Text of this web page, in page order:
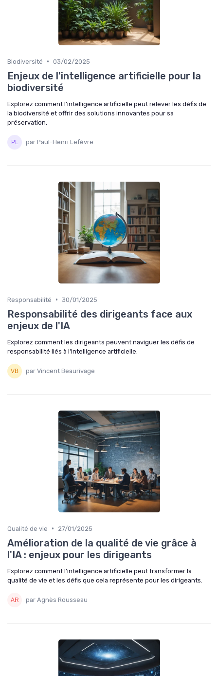
Biodiversité • 03/02/2025
Enjeux de l'intelligence artificielle pour la
biodiversité
Explorez comment l'intelligence artificielle peut relever les défis de
la biodiversité et offrir des solutions innovantes pour sa
préservation.
par Paul-Henri Lefèvre
Responsabilité • 30/01/2025
Responsabilité des dirigeants face aux
enjeux de l'IA
Explorez comment les dirigeants peuvent naviguer les défis de
responsabilité liés à l'intelligence artificielle.
par Vincent Beaurivage
Qualité de vie • 27/01/2025
Amélioration de la qualité de vie grâce à
l'IA : enjeux pour les dirigeants
Explorez comment l'intelligence artificielle peut transformer la
qualité de vie et les défis que cela représente pour les dirigeants.
par Agnès Rousseau